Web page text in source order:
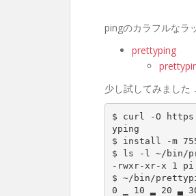
pingのカラフルなラ
prettyping
少し試してみました．
$ curl -O
yping
$ install -m
$ ls -l ~/bin/
-rwxr-xr-x 1 pi
$ ~/bin/
0 ▁ 10 ▂ 20 ▃